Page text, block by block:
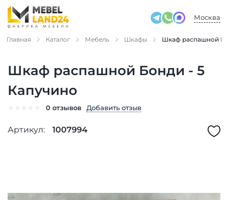
Москва
Главная Каталог Мебель Шкафы Шкаф распашной
Шкаф распашной Бонди - 5
Капучино
0 отзывов Добавить отзыв
Артикул: 1007994